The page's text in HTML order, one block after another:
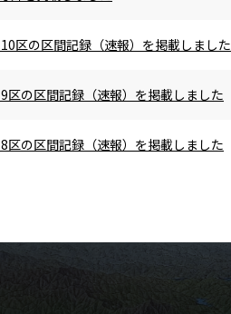
区の区間記録（速報）を掲載しました
区の区間記録（速報）を掲載しました
区の区間記録（速報）を掲載しました